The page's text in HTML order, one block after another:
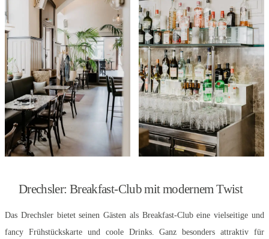
Drechsler: Breakfast-Club mit modernem Twist
Das Drechsler bietet seinen Gästen als Breakfast-Club eine vielseitige und
fancy Frühstückskarte und coole Drinks. Ganz besonders attraktiv für